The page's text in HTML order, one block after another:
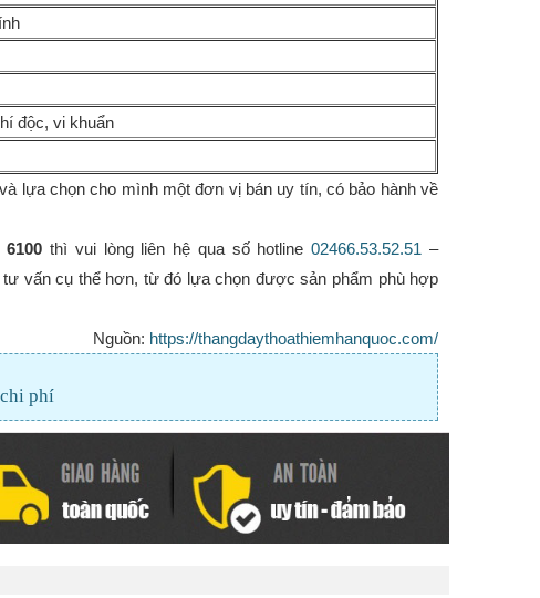
độc, vi khuẩn
lựa chọn cho mình một đơn vị bán uy tín, có bảo hành về
thì vui lòng liên hệ qua số hotline02466.53.52.51 –
vấn cụ thể hơn, từ đó lựa chọn được sản phẩm phù hợp
Nguồn: https://thangdaythoathiemhanquoc.com/
phí